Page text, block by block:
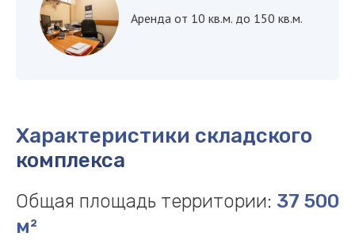
Аренда от 10 кв.м. до 150 кв.м.
Характеристики складского
комплекса
Общая площадь территории: 37 500
м²
Наш менеджер
Рассчитайте стоимость или
оставьте заявку